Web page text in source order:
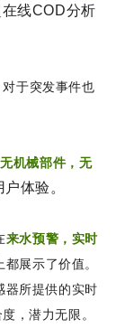
在线COD分析
对于突发事件也
机械部件，无
体验。
来水预警，实时
都展示了价值。
器所提供的实时
，潜力无限。